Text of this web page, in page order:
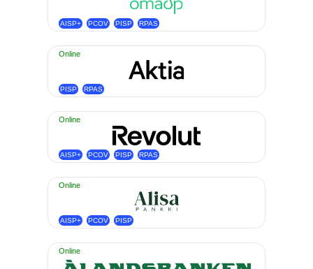
AISP+ PCOV PISP RPAS
Online
PISP RPAS
Online
AISP+ PCOV PISP RPAS
Online
AISP+ PCOV PISP
Online